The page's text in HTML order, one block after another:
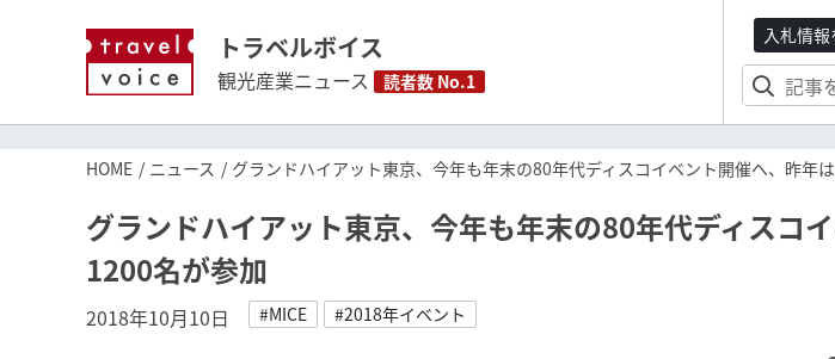
トラベルボイス
観光産業ニュース 読者数 No.1
入札情報
HOME ニュース グランドハイアット東京、今年も年末の80年代ディスコイベント開催へ、昨年
グランドハイアット東京、今年も年末の80年代ディスコ
1200名が参加
2018年10月10日 #MICE #2018年イベント